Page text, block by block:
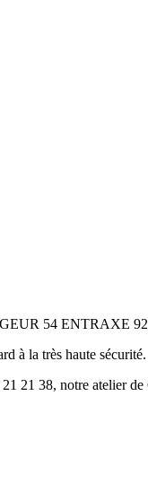
54 ENTRAXE 92
à la très haute sécurité.
21 38, notre atelier de